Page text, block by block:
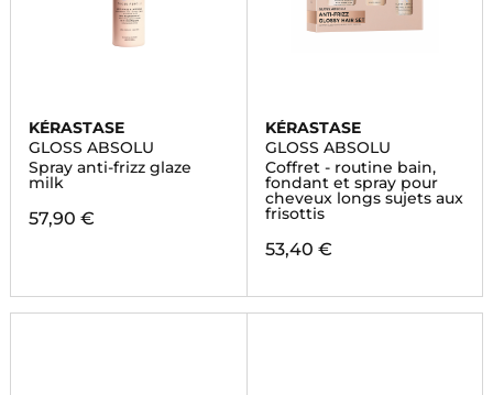
KÉRASTASE
GLOSS ABSOLU
Spray anti-frizz glaze
milk
57,90 €
KÉRASTASE
GLOSS ABSOLU
Coffret - routine bain,
fondant et spray pour
cheveux longs sujets aux
frisottis
53,40 €